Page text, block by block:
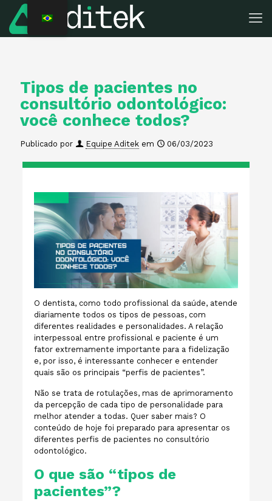
Tipos de pacientes no
consultório odontológico:
você conhece todos?
Publicado por Equipe Aditek em 06/03/2023
O dentista, como todo profissional da saúde, atende
diariamente todos os tipos de pessoas, com
diferentes realidades e personalidades. A relação
interpessoal entre profissional e paciente é um
fator extremamente importante para a fidelização
e, por isso, é interessante conhecer e entender
quais são os principais “perfis de pacientes”.
Não se trata de rotulações, mas de aprimoramento
da percepção de cada tipo de personalidade para
melhor atender a todas. Quer saber mais? O
conteúdo de hoje foi preparado para apresentar os
diferentes perfis de pacientes no consultório
odontológico.
O que são “tipos de
pacientes”?